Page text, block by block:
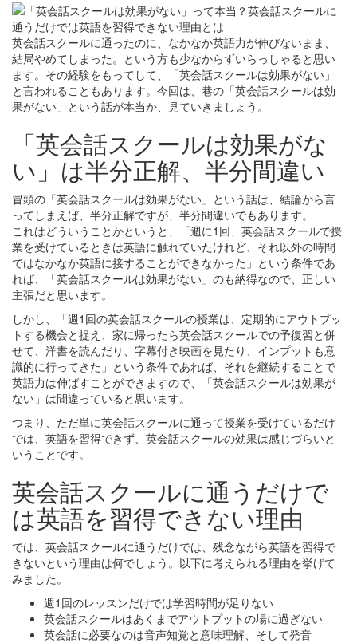
英会話スクールに通ったのに、なかなか英語力が伸びないまま、
結局やめてしまった。という方も少なからずいらっしゃると思い
ます。その経験をもってして、「英会話スクールは効果がない」
と言われることもあります。今回は、巷の「英会話スクールは効
果がない」という話が本当か、見ていきましょう。
「英会話スクールは効果がな
い」は半分正解、半分間違い
冒頭の「英会話スクールは効果がない」という話は、結論から言
ってしまえば、半分正解ですが、半分間違いでもあります。
これはどういうことかというと、「週に1回、英会話スクールで授
業を受けているときは英語に触れていたけれど、それ以外の時間
ではなかなか英語に接することができなかった」という条件であ
れば、「英会話スクールは効果がない」のも納得なので、正しい
主張だと思います。
しかし、「週1回の英会話スクールの授業は、定期的にアウトプッ
トする機会と捉え、家に帰ったら英会話スクールでの予復習と併
せて、洋書を読んだり、字幕付き映画を見たり、インプットも意
識的に行ってきた」という条件であれば、それを継続することで
英語力は伸ばすことができますので、「英会話スクールは効果が
ない」は間違っていると思います。
つまり、ただ単に英会話スクールに通って授業を受けているだけ
では、英語を習得できず、英会話スクールの効果は感じづらいと
いうことです。
英会話スクールに通うだけで
は英語を習得できない理由
では、英会話スクールに通うだけでは、残念ながら英語を習得で
きないという理由は何でしょう。以下に考えられる理由を挙げて
みました。
週1回のレッスンだけでは学習時間が足りない
英会話スクールはあくまでアウトプットの場に過ぎない
英会話に必要なのは音声知覚と意味理解、そして発音